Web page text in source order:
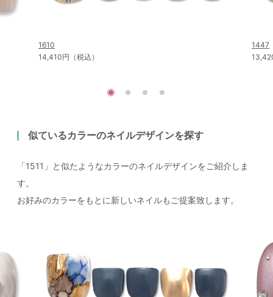
1610
14,410円（税込）
1447
似ているカラーのネイルデザインを探す
「1511」と似たようなカラーのネイルデザインをご紹介しま
す。
お好みのカラーをもとに新しいネイルもご提案致します。